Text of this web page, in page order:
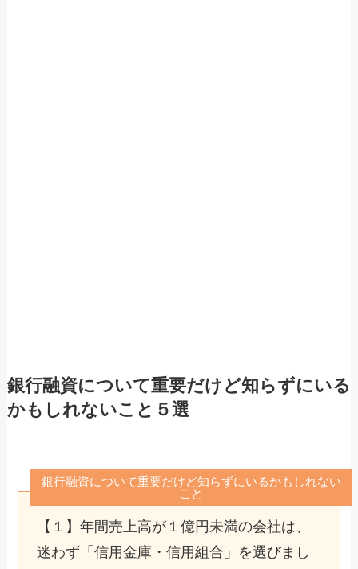
銀行融資について重要だけど知らずにいる
かもしれないこと５選
銀行融資について重要だけど知らずにいるかもしれない
こと
【１】年間売上高が１億円未満の会社は、
迷わず「信用金庫・信用組合」を選びまし